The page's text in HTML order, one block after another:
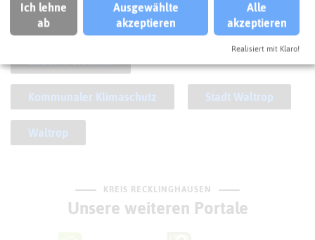
SCHLAGWORTE
So ordnen wir das Projekt ein
Bauen + Wohnen
Kommunaler Klimaschutz Stadt Waltrop
Waltrop
KREIS RECKLINGHAUSEN
Unsere weiteren Portale
Ich lehne
ab
Ausgewählte
akzeptieren
Alle
akzeptieren
Realisiert mit Klaro!